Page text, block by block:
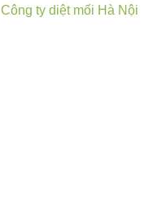
Công ty diệt mối Hà Nội